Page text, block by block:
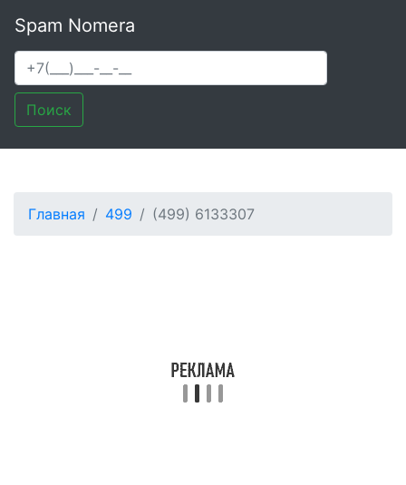
Spam Nomera
Поиск
Главная 499 (499) 6133307